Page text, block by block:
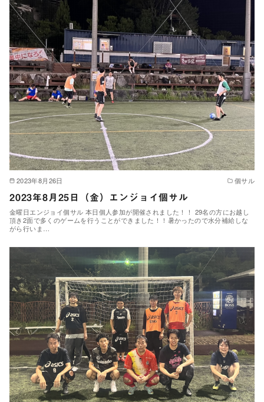
2023年8月26日
個サル
2023年8月25日（金）エンジョイ個サル
金曜日エンジョイ個サル 本日個人参加が開催されました！！ 29名の方にお越し
頂き2面で多くのゲームを行うことができました！！暑かったので水分補給しな
がら行いま…